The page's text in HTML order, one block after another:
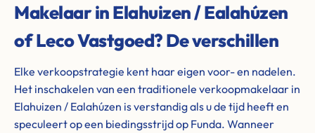
Makelaar in Elahuizen / Ealahúzen
of Leco Vastgoed? De verschillen
Elke verkoopstrategie kent haar eigen voor- en nadelen.
Het inschakelen van een traditionele verkoopmakelaar in
Elahuizen / Ealahúzen is verstandig als u de tijd heeft en
speculeert op een biedingsstrijd op Funda. Wanneer